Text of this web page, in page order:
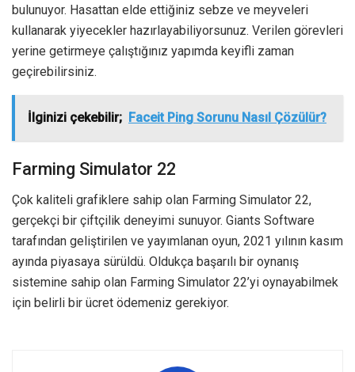
bulunuyor. Hasattan elde ettiğiniz sebze ve meyveleri
kullanarak yiyecekler hazırlayabiliyorsunuz. Verilen görevleri
yerine getirmeye çalıştığınız yapımda keyifli zaman
geçirebilirsiniz.
İlginizi çekebilir; Faceit Ping Sorunu Nasıl Çözülür?
Farming Simulator 22
Çok kaliteli grafiklere sahip olan Farming Simulator 22,
gerçekçi bir çiftçilik deneyimi sunuyor. Giants Software
tarafından geliştirilen ve yayımlanan oyun, 2021 yılının kasım
ayında piyasaya sürüldü. Oldukça başarılı bir oynanış
sistemine sahip olan Farming Simulator 22’yi oynayabilmek
için belirli bir ücret ödemeniz gerekiyor.